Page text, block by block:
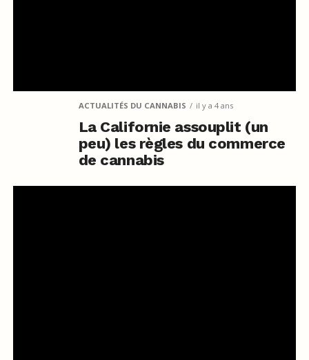
ACTUALITÉS DU CANNABIS il y a 4 ans
La Californie assouplit (un
peu) les règles du commerce
de cannabis